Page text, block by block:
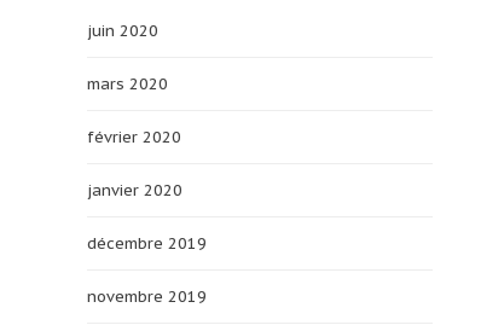
juin 2020
mars 2020
février 2020
janvier 2020
décembre 2019
novembre 2019